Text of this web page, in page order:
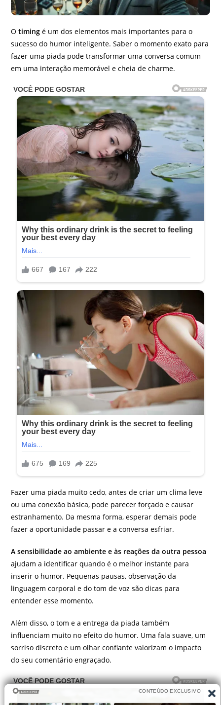
Otiming é um dos elementos mais importantes para o
sucesso do humor inteligente. Saber o momento exato para
fazer uma piada pode transformar uma conversa comum
em uma interação memorável e cheia de charme.
Fazer uma piada muito cedo, antes de criar um clima leve
ou uma conexão básica, pode parecer forçado e causar
estranhamento. Da mesma forma, esperar demais pode
fazer a oportunidade passar e a conversa esfriar.
A sensibilidade ao ambiente e às reações da outra pessoa
ajudam a identificar quando é o melhor instante para
inserir o humor. Pequenas pausas, observação da
linguagem corporal e do tom de voz são dicas para
entender esse momento.
Além disso, o tom e a entrega da piada também
influenciam muito no efeito do humor. Uma fala suave, um
sorriso discreto e um olhar confiante valorizam o impacto
do seu comentário engraçado.